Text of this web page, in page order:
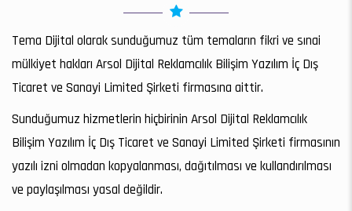
Tema Dijital olarak sunduğumuz tüm temaların fikri ve sınai
mülkiyet hakları Arsol Dijital Reklamcılık Bilişim Yazılım İç Dış
Ticaret ve Sanayi Limited Şirketi firmasına aittir.
Sunduğumuz hizmetlerin hiçbirinin Arsol Dijital Reklamcılık
Bilişim Yazılım İç Dış Ticaret ve Sanayi Limited Şirketi firmasının
yazılı izni olmadan kopyalanması, dağıtılması ve kullandırılması
ve paylaşılması yasal değildir.